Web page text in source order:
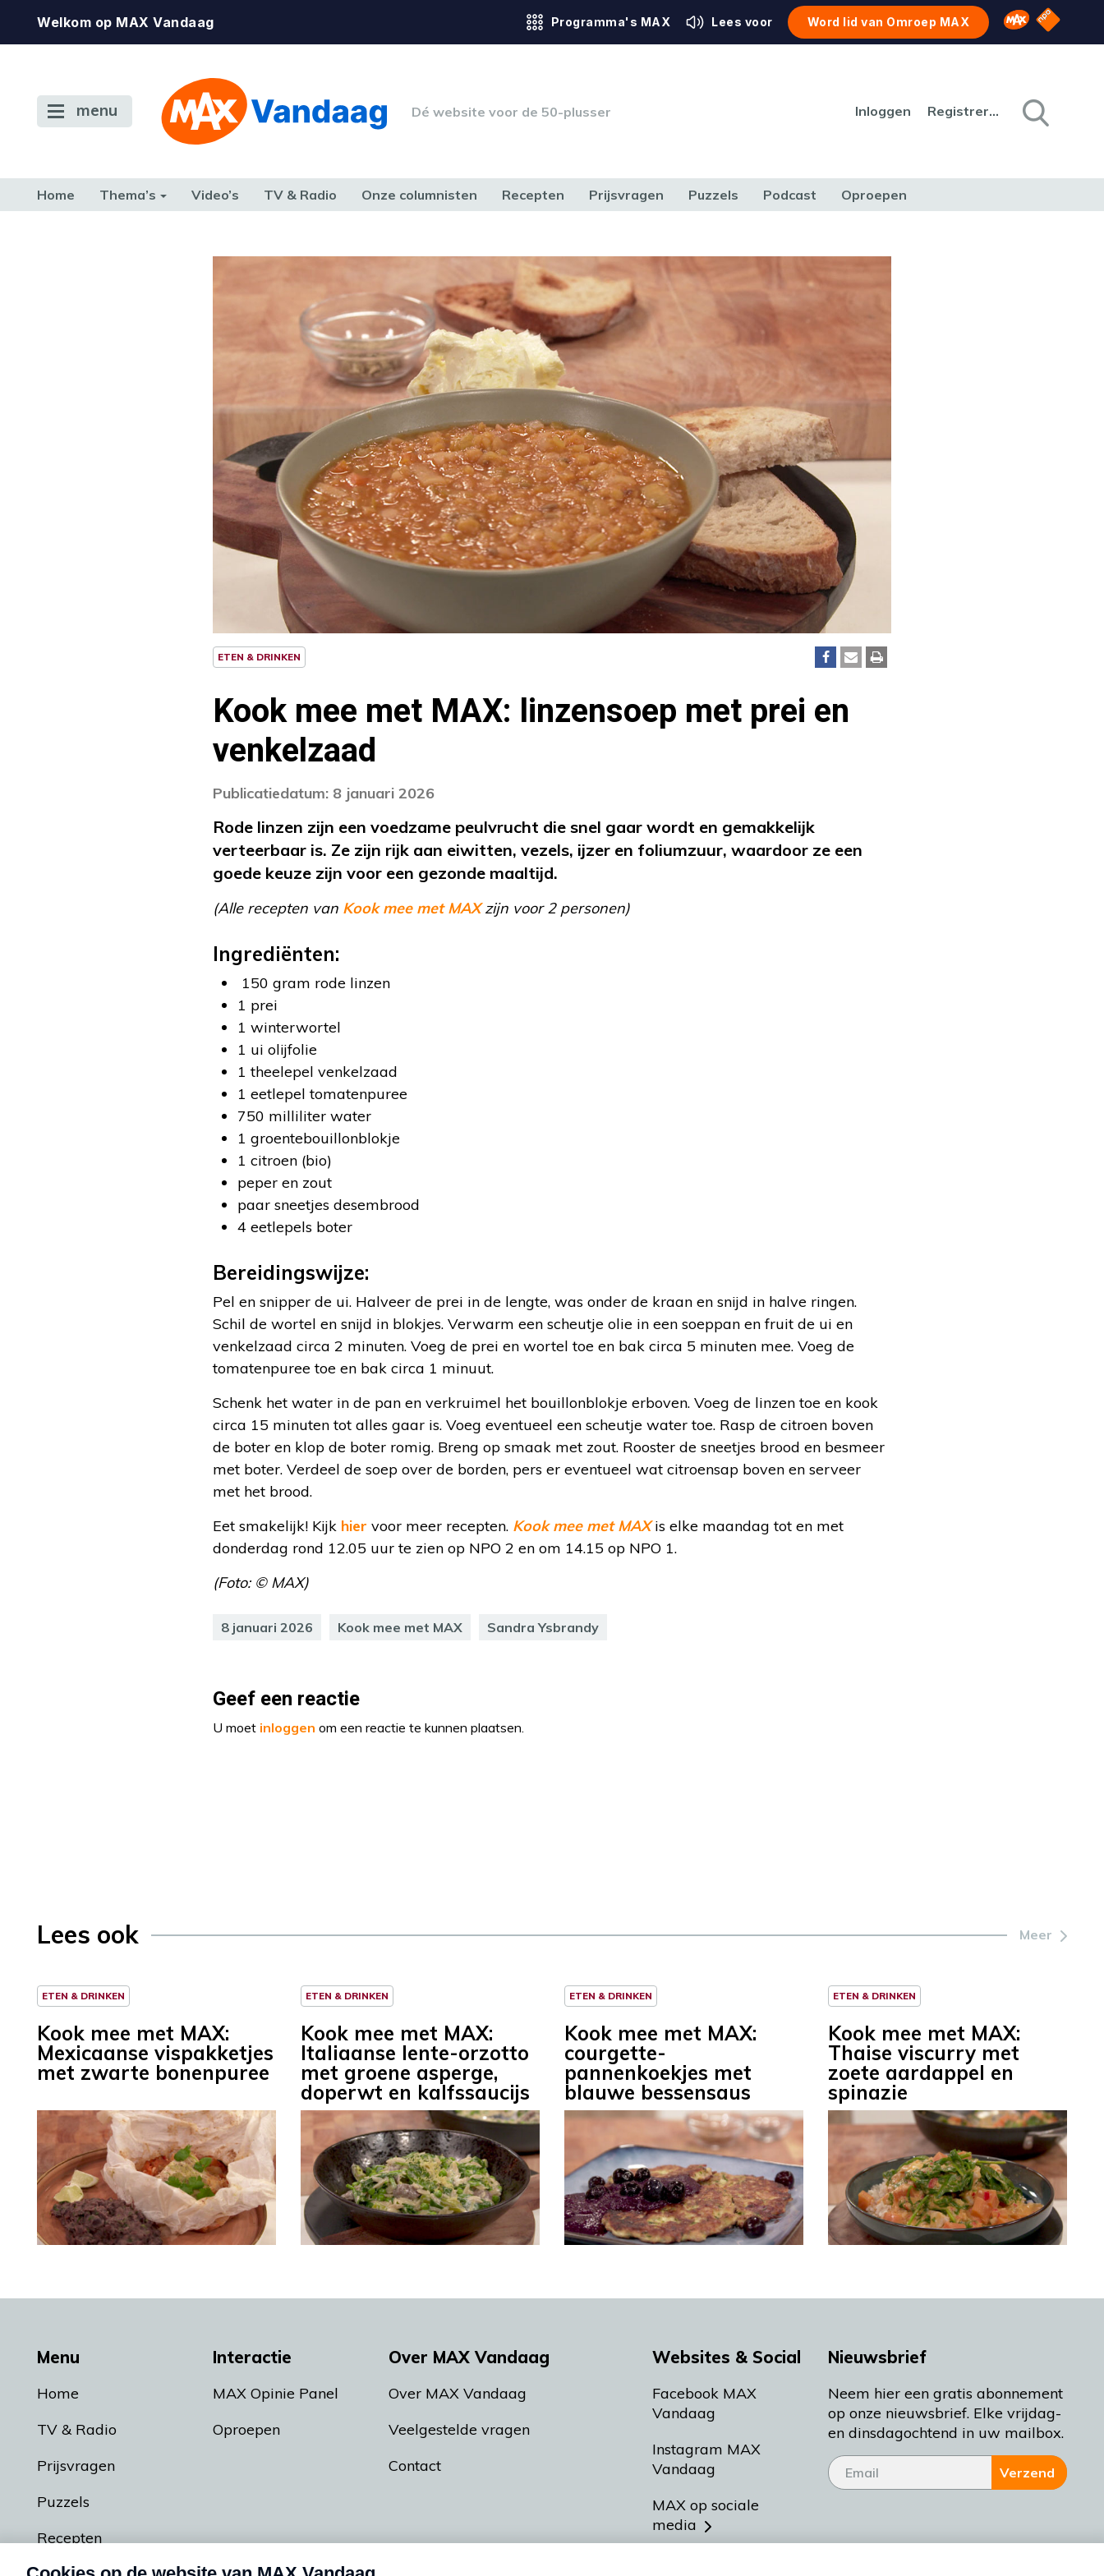
Welkom op MAX Vandaag Programma's MAX Lees voor Word lid van Omroep MAX Omroep MAX
NPO
menu Dé website voor de 50-plusser Inloggen Registreren
Home Thema’s Video’s TV & Radio Onze columnisten Recepten Prijsvragen Puzzels Podcast Oproepen
ETEN & DRINKEN
Kook mee met MAX: linzensoep met prei en
venkelzaad
Publicatiedatum: 8 januari 2026
Rode linzen zijn een voedzame peulvrucht die snel gaar wordt en gemakkelijk
verteerbaar is. Ze zijn rijk aan eiwitten, vezels, ijzer en foliumzuur, waardoor ze een
goede keuze zijn voor een gezonde maaltijd.
(Alle recepten van Kook mee met MAXzijn voor 2 personen)
Ingrediënten:
150 gram rode linzen
1 prei
1 winterwortel
1 ui olijfolie
1 theelepel venkelzaad
1 eetlepel tomatenpuree
750 milliliter water
1 groentebouillonblokje
1 citroen (bio)
peper en zout
paar sneetjes desembrood
4 eetlepels boter
Bereidingswijze:
Pel en snipper de ui. Halveer de prei in de lengte, was onder de kraan en snijd in halve ringen.
Schil de wortel en snijd in blokjes. Verwarm een scheutje olie in een soeppan en fruit de ui en
venkelzaad circa 2 minuten. Voeg de prei en wortel toe en bak circa 5 minuten mee. Voeg de
tomatenpuree toe en bak circa 1 minuut.
Schenk het water in de pan en verkruimel het bouillonblokje erboven. Voeg de linzen toe en kook
circa 15 minuten tot alles gaar is. Voeg eventueel een scheutje water toe. Rasp de citroen boven
de boter en klop de boter romig. Breng op smaak met zout. Rooster de sneetjes brood en besmeer
met boter. Verdeel de soep over de borden, pers er eventueel wat citroensap boven en serveer
met het brood.
Eet smakelijk! Kijk hier voor meer recepten. Kook mee met MAXis elke maandag tot en met
donderdag rond 12.05 uur te zien op NPO 2 en om 14.15 op NPO 1.
(Foto: © MAX)
8 januari 2026 Kook mee met MAX Sandra Ysbrandy
Geef een reactie
U moet inloggen om een reactie te kunnen plaatsen.
Lees ook Meer
ETEN & DRINKEN
Kook mee met MAX:
Mexicaanse vispakketjes
met zwarte bonenpuree
ETEN & DRINKEN
Kook mee met MAX:
Italiaanse lente-orzotto
met groene asperge,
doperwt en kalfssaucijs
ETEN & DRINKEN
Kook mee met MAX:
courgette-
pannenkoekjes met
blauwe bessensaus
ETEN & DRINKEN
Kook mee met MAX:
Thaise viscurry met
zoete aardappel en
spinazie
Menu
Home
TV & Radio
Prijsvragen
Puzzels
Recepten
Interactie
MAX Opinie Panel
Oproepen
Over MAX Vandaag
Over MAX Vandaag
Veelgestelde vragen
Contact
Websites & Social
Facebook MAX
Vandaag
Instagram MAX
Vandaag
MAX op sociale
media
Nieuwsbrief
Neem hier een gratis abonnement
op onze nieuwsbrief. Elke vrijdag-
en dinsdagochtend in uw mailbox.
Verzend